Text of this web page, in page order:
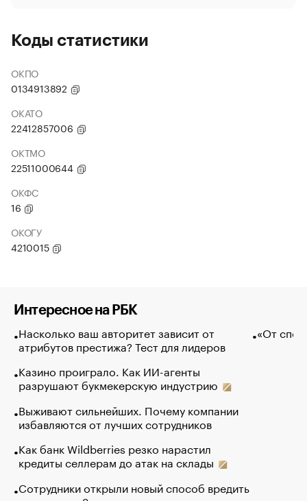
Коды статистики
ОКПО
0134913892
ОКАТО
22412857006
ОКТМО
22511000644
ОКФС
16
ОКОГУ
4210015
Интересное на РБК
Насколько ваш авторитет зависит от
атрибутов престижа? Тест для лидеров
Казино проиграло. Как ИИ-агенты
разрушают букмекерскую индустрию
Выживают сильнейших. Почему компании
избавляются от лучших сотрудников
Как банк Wildberries резко нарастил
кредиты селлерам до атак на склады
Сотрудники открыли новый способ вредить
«От